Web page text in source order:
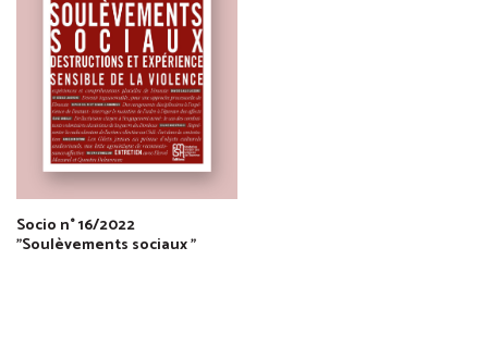
Socio n° 16/2022
"Soulèvements sociaux "